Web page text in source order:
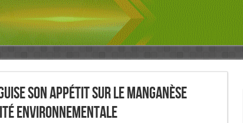
son appétit sur le manganèse
environnementale